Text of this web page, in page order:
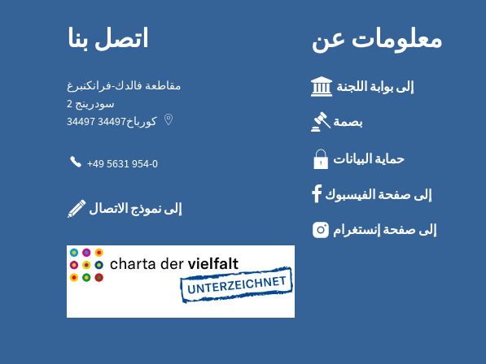
اتصل بنا
مقاطعة فالدك-فرانكنبرغ
سودرينج 2
34497
كورباخ34497
+49 5631 954-0
إلى نموذج الاتصال
معلومات عن
إلى بوابة اللجنة
بصمة
حماية البيانات
إلى صفحة الفيسبوك
إلى صفحة إنستغرام